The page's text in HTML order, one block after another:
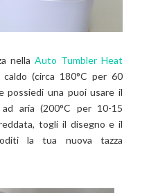
nella Auto Tumbler Heat
caldo (circa 180°C per 60
possiedi una puoi usare il
aria (200°C per 10-15
togli il disegno e il
la tua nuova tazza